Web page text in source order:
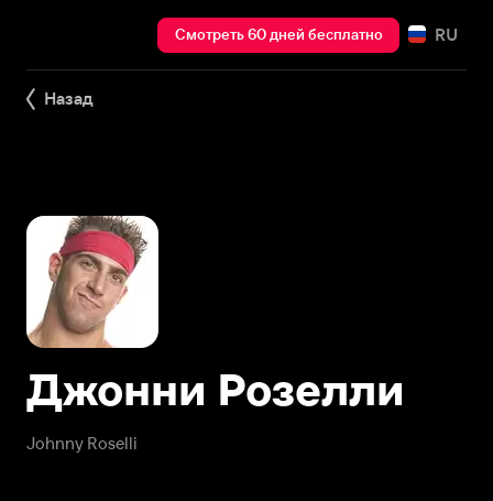
Смотреть 60 дней бесплатно RU
Назад
Johnny Roselli
Джонни Розелли